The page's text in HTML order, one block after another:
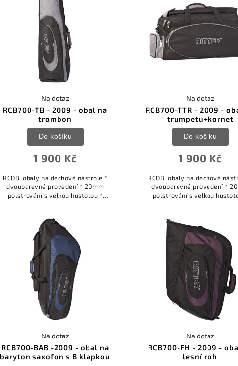
RCB700-TB - 2009 - obal na
trombon
Na dotaz
1 900 Kč
Do košíku
RCDB: obaly na dechové nástroje *
dvoubarevné provedení * 20mm
polstrování s velkou hustotou *
měkkého sametu *...
RCB700-TTR - 2009 -
trumpetu+kornet
Na dotaz
1 900 Kč
Do košíku
RCDB: obaly na dechové
dvoubarevné provedení *
polstrování s velkou
měkkého sametu *...
RCB700-BAB -2009 - obal na
baryton saxofon s B klapkou
Na dotaz
RCB700-FH - 2009 -
lesní roh
Na dotaz